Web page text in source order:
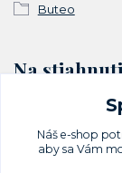
Buteo
Na
Vyhlásenie
Náš e-shop
aby sa Vám